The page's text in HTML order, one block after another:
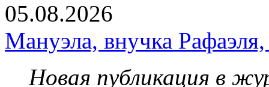
05.08.2026
Мануэла, внучка
Новая публикация в